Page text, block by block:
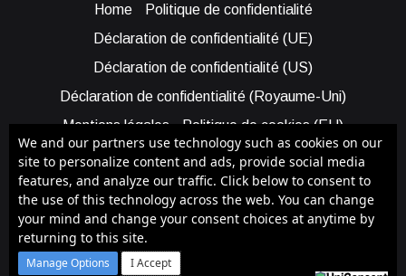
Home
Politique de confidentialité
Déclaration de confidentialité (UE)
Déclaration de confidentialité (US)
Déclaration de confidentialité (Royaume-Uni)
Mentions légales
Politique de cookies (EU)
Cookie Policy (AUS)
Cookie Policy (US)
Qui sommes-nous ?
Participer à Blois Capitale
Bénéficier d’une assistance
Facebook
X
We and our partners use technology such as cookies on our
site to personalize content and ads, provide social media
features, and analyze our traffic. Click below to consent to
the use of this technology across the web. You can change
your mind and change your consent choices at anytime by
returning to this site.
Manage Options I Accept